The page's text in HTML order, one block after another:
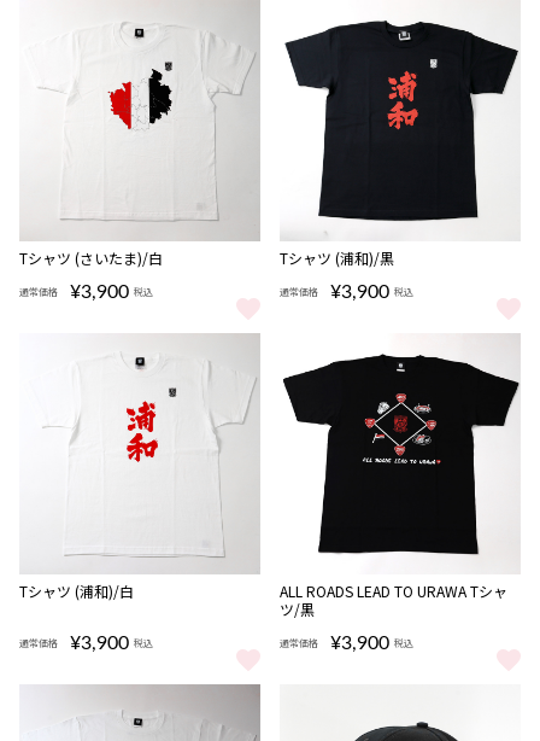
Tシャツ (さいたま)/白
通常価格 ¥3,900 税込
Tシャツ (さいたま)/白 をもっと見る
Tシャツ (浦和)/黒
通常価格 ¥3,900 税込
Tシャツ (浦和)/黒 をもっと見る
Tシャツ (浦和)/白
通常価格 ¥3,900 税込
Tシャツ (浦和)/白 をもっと見る
ALL ROADS LEAD TO URAWA Tシャ
ツ/黒
通常価格 ¥3,900 税込
ALL ROADS LEAD TO URAWA T